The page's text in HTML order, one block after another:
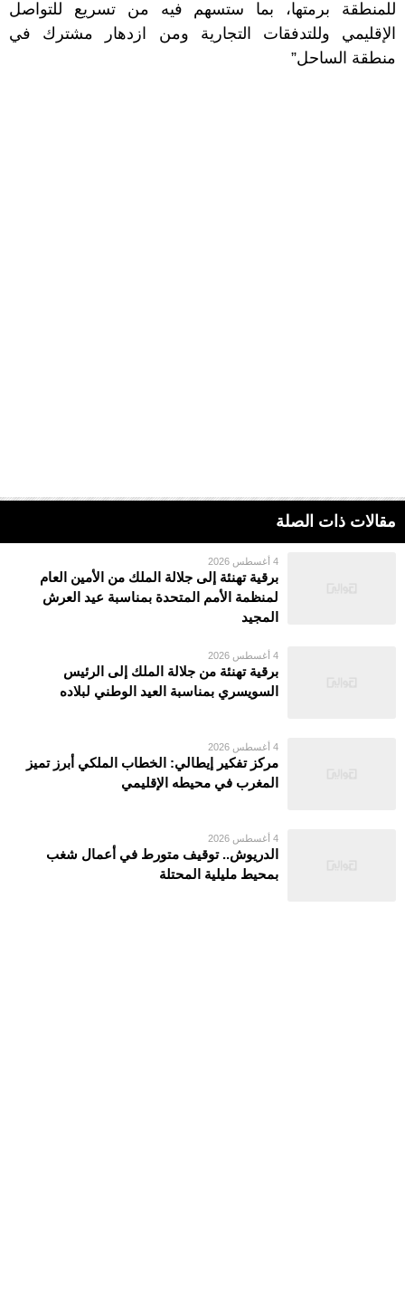
للمنطقة برمتها، بما ستسهم فيه من تسريع للتواصل
الإقليمي وللتدفقات التجارية ومن ازدهار مشترك في
منطقة الساحل”
مقالات ذات الصلة
4 أغسطس 2026
برقية تهنئة إلى جلالة الملك من الأمين العام
لمنظمة الأمم المتحدة بمناسبة عيد العرش
المجيد
4 أغسطس 2026
برقية تهنئة من جلالة الملك إلى الرئيس
السويسري بمناسبة العيد الوطني لبلاده
4 أغسطس 2026
مركز تفكير إيطالي: الخطاب الملكي أبرز تميز
المغرب في محيطه الإقليمي
4 أغسطس 2026
الدريوش.. توقيف متورط في أعمال شغب
بمحيط مليلية المحتلة